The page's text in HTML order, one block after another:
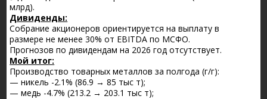
млрд).
Дивиденды:
Собрание акционеров ориентируется на выплату в
размере не менее 30% от EBITDA по МСФО.
Прогнозов по дивидендам на 2026 год отсутствует.
Мой итог:
Производство товарных металлов за полгода (г/г):
— никель -2.1% (86.9 → 85 тыс т);
— медь -4.7% (213.2 → 203.1 тыс т);